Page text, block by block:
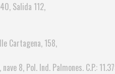
Salida 112,
Cartagena, 158,
8, Pol. Ind. Palmones. C.P.: